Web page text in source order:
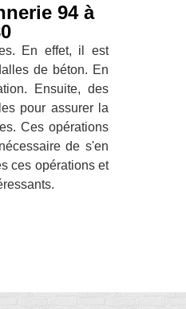
94 à
En effet, il est
de béton. En
Ensuite, des
pour assurer la
Ces opérations
de s'en
ces opérations et